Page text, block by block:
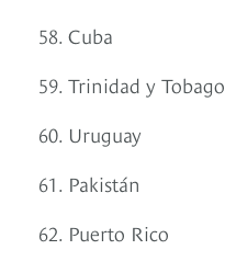
58. Cuba
59. Trinidad y Tobago
60. Uruguay
61. Pakistán
62. Puerto Rico